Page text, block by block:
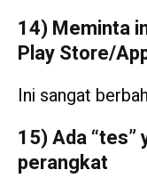
14) Meminta
Play Store/
Ini sangat
15) Ada
perangkat